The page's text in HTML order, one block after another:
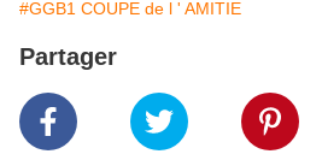
#GGB1 COUPE de l ' AMITIE
Partager